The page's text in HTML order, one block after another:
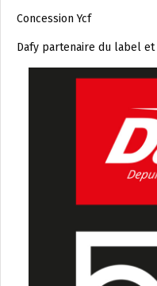
Concession Ycf
Dafy partenaire du label et